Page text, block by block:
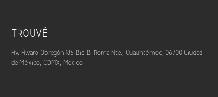
TROUVÉ
Av. Álvaro Obregón 186-Bis B, Roma Nte., Cuauhtémoc, 06700 Ciudad
de México, CDMX, Mexico